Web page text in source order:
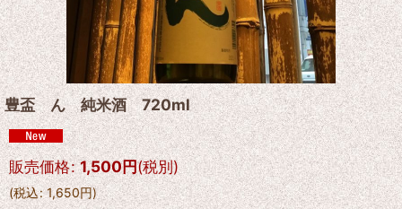
豊盃 ん 純米酒 720ml
販売価格: 1,500円(税別)
(税込: 1,650円)